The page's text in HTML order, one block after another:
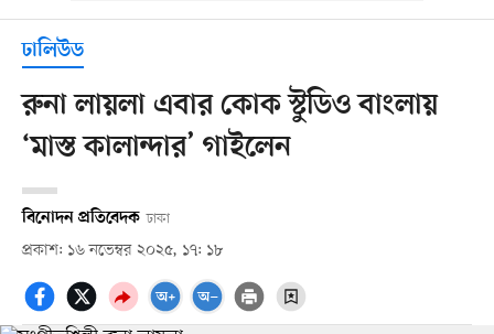
ঢালিউড
রুনা লায়লা এবার কোক স্টুডিও বাংলায়
‘মাস্ত কালান্দার’ গাইলেন
বিনোদন প্রতিবেদক ঢাকা
প্রকাশ: ১৬ নভেম্বর ২০২৫, ১৭: ১৮